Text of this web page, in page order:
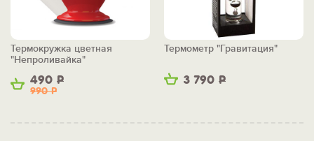
490 Р
990Р
Термокружка цветная
"Непроливайка"
3 790 Р
Термометр "Гравитация"